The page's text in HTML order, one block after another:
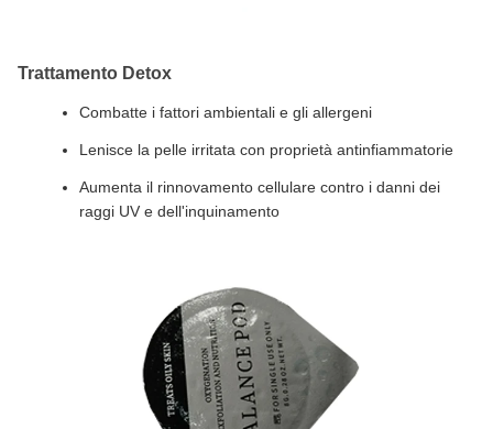
Trattamento Detox
Combatte i fattori ambientali e gli allergeni
Lenisce la pelle irritata con proprietà antinfiammatorie
Aumenta il rinnovamento cellulare contro i danni dei
raggi UV e dell'inquinamento